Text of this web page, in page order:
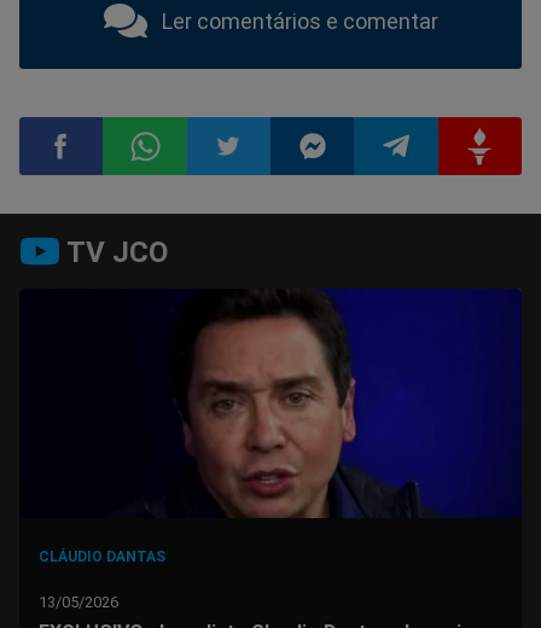
Ler comentários e comentar
Compartilhar
WhatsappTwitter
no
Messenger
no
no
TV JCO
CLÁUDIO DANTAS
13/05/2026